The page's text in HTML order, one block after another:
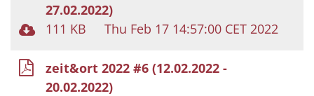
27.02.2022)
111 KB
Thu Feb 17 14:57:00 CET 2022
zeit&ort 2022 #6 (12.02.2022 -
20.02.2022)